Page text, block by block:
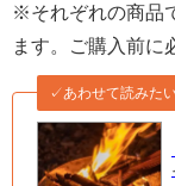
※それぞれの商品
ます。ご購入前に
✓あわせて読みた